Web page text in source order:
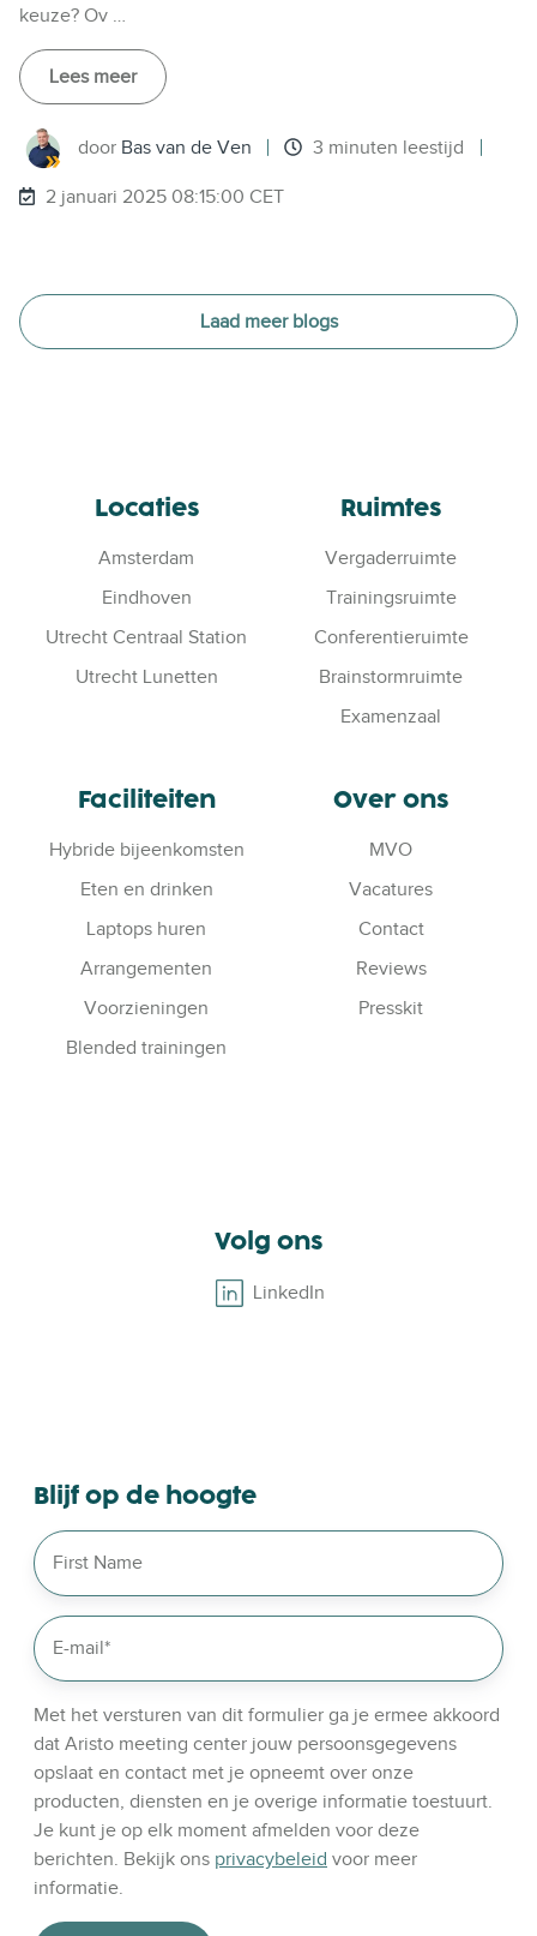
keuze? Ov …
Lees meer
door Bas van de Ven 3 minuten leestijd
2 januari 2025 08:15:00 CET
Laad meer blogs
Locaties
Amsterdam
Eindhoven
Utrecht Centraal Station
Utrecht Lunetten
Ruimtes
Vergaderruimte
Trainingsruimte
Conferentieruimte
Brainstormruimte
Examenzaal
Faciliteiten
Hybride bijeenkomsten
Eten en drinken
Laptops huren
Arrangementen
Voorzieningen
Blended trainingen
Over ons
MVO
Vacatures
Contact
Reviews
Presskit
Volg ons
LinkedIn
r
i
n
e
d
i
n
Blijf op de hoogte
Met het versturen van dit formulier ga je ermee akkoord
dat Aristo meeting center jouw persoonsgegevens
opslaat en contact met je opneemt over onze
producten, diensten en je overige informatie toestuurt.
Je kunt je op elk moment afmelden voor deze
berichten. Bekijk ons privacybeleid voor meer
informatie.